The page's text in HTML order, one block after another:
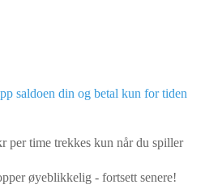
saldoen din og betal kun for tiden
per time trekkes kun når du spiller
øyeblikkelig - fortsett senere!